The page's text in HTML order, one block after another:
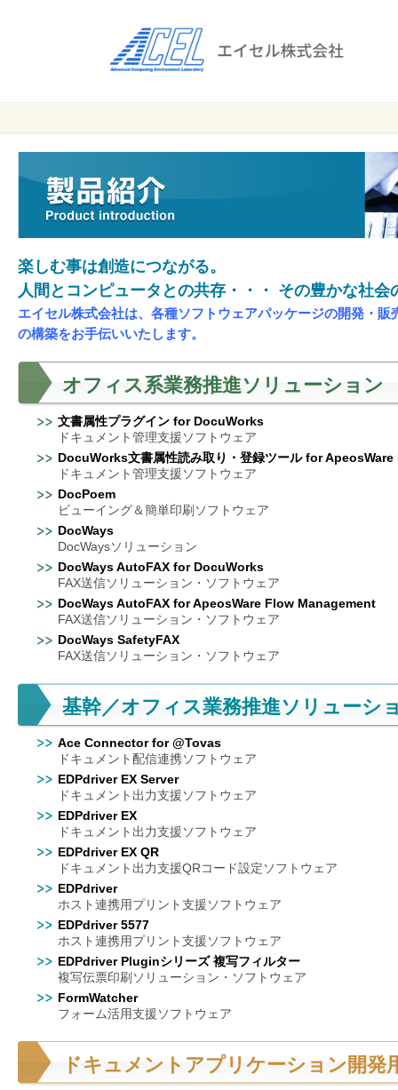
株式会社
の
効
化
と
コ
ス
ト
削
減
を
支
援
楽しむ事は創造につながる。
人間とコンピュータとの共存・・・ その豊かな社会
エイセル株式会社は、各種ソフトウェアパッケージの開発・
の構築をお手伝いいたします。
オフィス系業務推進ソリューション
文書属性プラグイン for DocuWorks
ドキュメント管理支援ソフトウェア
DocuWorks文書属性読み取り・登録ツール for
ドキュメント管理支援ソフトウェア
DocPoem
ビューイング＆簡単印刷ソフトウェア
DocWays
DocWaysソリューション
DocWays AutoFAX for DocuWorks
FAX送信ソリューション・ソフトウェア
DocWays AutoFAX for ApeosWare Flow Management
FAX送信ソリューション・ソフトウェア
DocWays SafetyFAX
FAX送信ソリューション・ソフトウェア
基幹／オフィス業務推進ソリューシ
Ace Connector for @Tovas
ドキュメント配信連携ソフトウェア
EDPdriver EX Server
ドキュメント出力支援ソフトウェア
EDPdriver EX
ドキュメント出力支援ソフトウェア
EDPdriver EX QR
ドキュメント出力支援QRコード設定ソフトウェア
EDPdriver
ホスト連携用プリント支援ソフトウェア
EDPdriver 5577
ホスト連携用プリント支援ソフトウェア
EDPdriver Pluginシリーズ 複写フィルター
複写伝票印刷ソリューション・ソフトウェア
FormWatcher
フォーム活用支援ソフトウェア
ドキュメントアプリケーション開発
セ
株
式
会
社